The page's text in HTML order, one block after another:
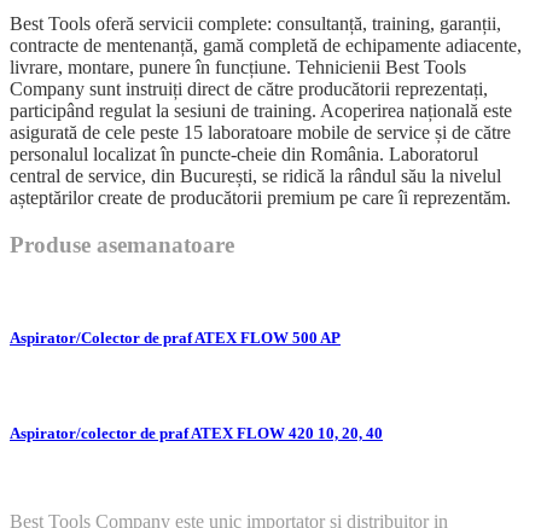
Best Tools oferă servicii complete: consultanță, training, garanții,
contracte de mentenanță, gamă completă de echipamente adiacente,
livrare, montare, punere în funcțiune. Tehnicienii Best Tools
Company sunt instruiți direct de către producătorii reprezentați,
participând regulat la sesiuni de training. Acoperirea națională este
asigurată de cele peste 15 laboratoare mobile de service și de către
personalul localizat în puncte-cheie din România. Laboratorul
central de service, din București, se ridică la rândul său la nivelul
așteptărilor create de producătorii premium pe care îi reprezentăm.
Produse asemanatoare
Aspirator/Colector de praf ATEX FLOW 500 AP
Aspirator/colector de praf ATEX FLOW 420 10, 20, 40
Best Tools Company este unic importator si distribuitor in